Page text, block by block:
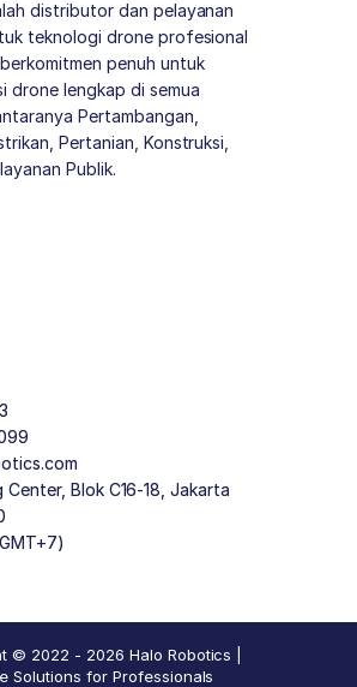
distributor dan pelayanan
teknologi drone profesional
penuh untuk
drone lengkap di semua
Pertambangan,
Pertanian, Konstruksi,
Publik.
Center, Blok C16-18, Jakarta
© 2022 - 2026 Halo Robotics |
Solutions for Professionals